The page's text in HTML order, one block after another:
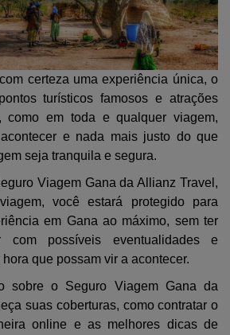
certeza uma experiência única, o
turísticos famosos e atrações
como em toda e qualquer viagem,
e nada mais justo do que
seja tranquila e segura.
Viagem Gana da Allianz Travel,
você estará protegido para
em Gana ao máximo, sem ter
com possíveis eventualidades e
que possam vir a acontecer.
sobre o Seguro Viagem Gana da
suas coberturas, como contratar o
online e as melhores dicas de